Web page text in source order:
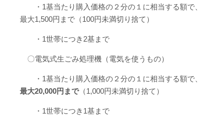
・1基当たり購入価格の２分の１に相当する額で、
最大1,500円まで（100円未満切り捨て）
・1世帯につき2基まで
〇電気式生ごみ処理機（電気を使うもの）
・1基当たり購入価格の２分の１に相当する額で、
最大20,000円まで（1,000円未満切り捨て）
・1世帯につき1基まで